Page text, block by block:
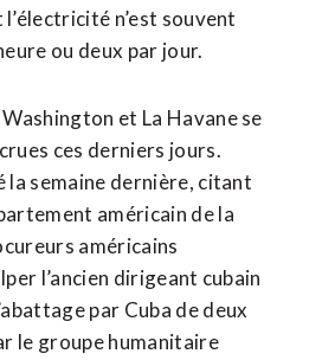
n’est souvent
ou deux par jour.
et ​La Havane se
ces derniers jours.
la semaine dernière, ‌citant
américain de la
américains
​l’ancien dirigeant cubain
par Cuba de deux
le groupe humanitaire